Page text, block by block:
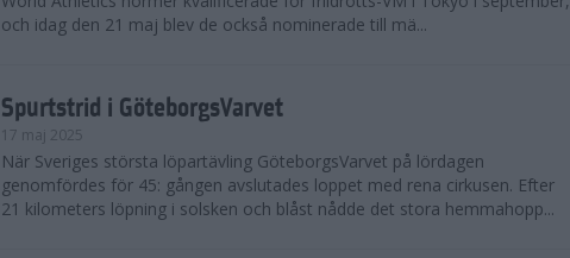
och idag den 21 maj blev de också nominerade till mä...
Spurtstrid i GöteborgsVarvet
17 maj 2025
När Sveriges största löpartävling GöteborgsVarvet på lördagen
genomfördes för 45: gången avslutades loppet med rena cirkusen. Efter
21 kilometers löpning i solsken och blåst nådde det stora hemmahopp...